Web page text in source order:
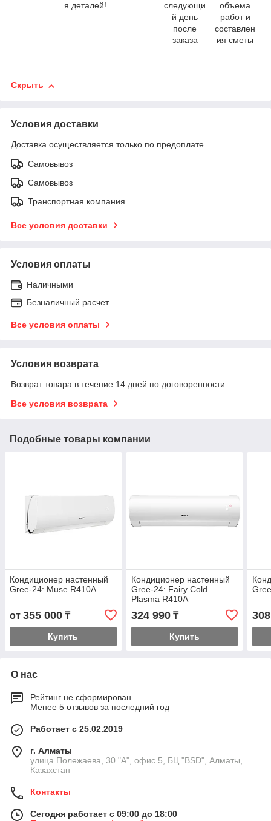
я деталей!
следующи
й день
после
заказа
объема
работ и
составлен
ия сметы
Скрыть
Условия доставки
Доставка осуществляется только по предоплате.
Самовывоз
Самовывоз
Транспортная компания
Все условия доставки
Условия оплаты
Наличными
Безналичный расчет
Все условия оплаты
Условия возврата
Возврат товара в течение 14 дней по договоренности
Все условия возврата
Подобные товары компании
Кондиционер настенный
Gree-24: Muse R410A
от 355 000 ₸
Купить
Кондиционер настенный
Gree-24: Fairy Cold
Plasma R410A
324 990₸
Купить
О нас
Рейтинг не сформирован
Менее 5 отзывов за последний год
Работает с 25.02.2019
г. Алматы
улица Полежаева, 30 "А", офис 5, БЦ "BSD", Алматы,
Казахстан
Контакты
Сегодня работает с 09:00 до 18:00